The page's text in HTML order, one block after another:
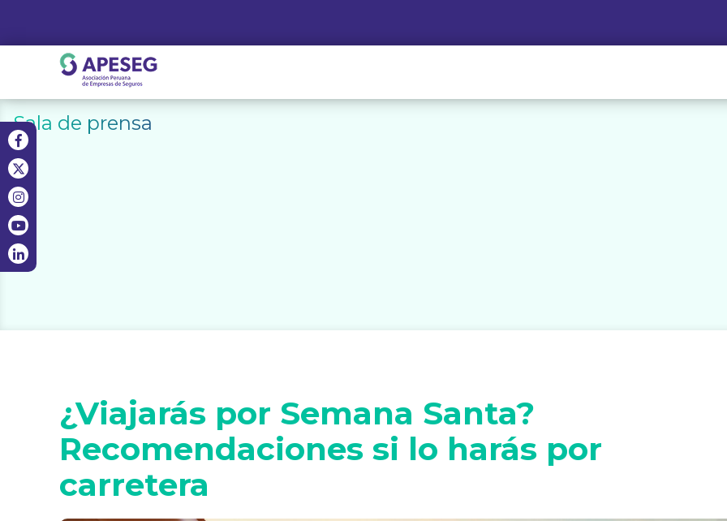
content
APESEG
Sala de prensa
¿Viajarás por Semana Santa?
Recomendaciones si lo harás por
carretera